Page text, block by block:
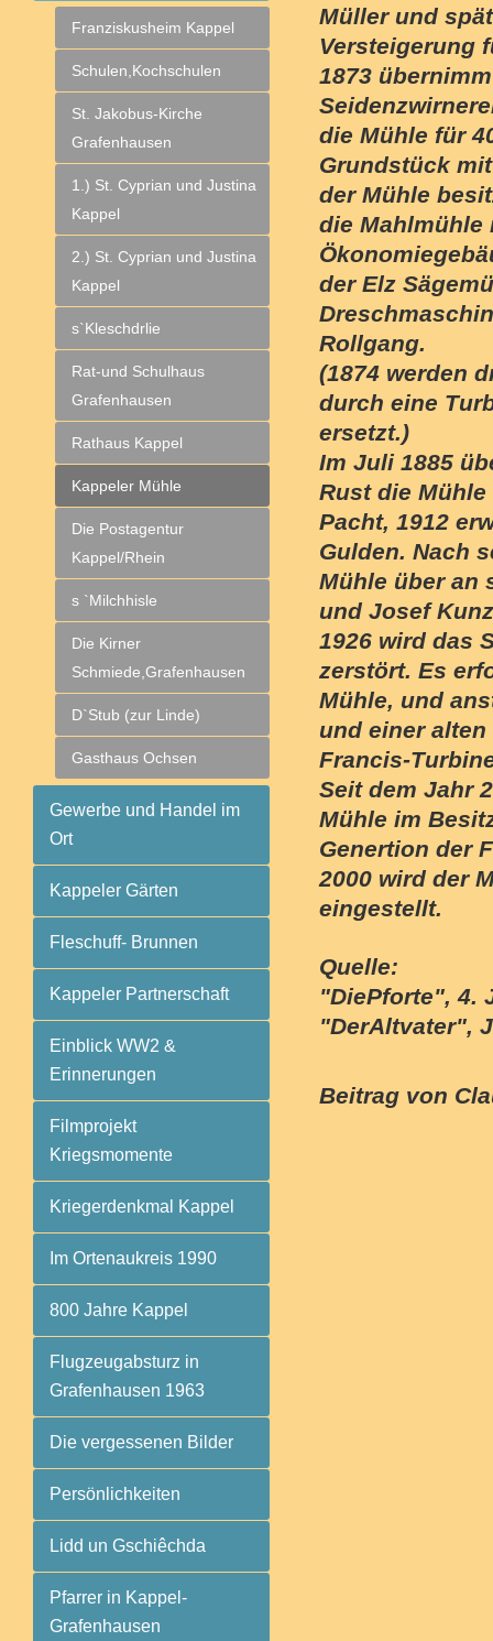
Franziskusheim Kappel
Schulen,Kochschulen
St. Jakobus-Kirche
Grafenhausen
1.) St. Cyprian und Justina
Kappel
2.) St. Cyprian und Justina
Kappel
s`Kleschdrlie
Rat-und Schulhaus
Grafenhausen
Rathaus Kappel
Kappeler Mühle
Die Postagentur
Kappel/Rhein
s `Milchhisle
Die Kirner
Schmiede,Grafenhausen
D`Stub (zur Linde)
Gasthaus Ochsen
Gewerbe und Handel im
Ort
Kappeler Gärten
Fleschuff- Brunnen
Kappeler Partnerschaft
Einblick WW2 &
Erinnerungen
Filmprojekt
Kriegsmomente
Kriegerdenkmal Kappel
Im Ortenaukreis 1990
800 Jahre Kappel
Flugzeugabsturz in
Grafenhausen 1963
Die vergessenen Bilder
Persönlichkeiten
Lidd un Gschiêchda
Pfarrer in Kappel-
Grafenhausen
Müller und
Versteigerung
1873
die Mühle für
Grundstück
der Mühle
die Mahlmühle
der Elz
Rollgang.
(1874 werden
durch eine
ersetzt.)
Im Juli 1885
Rust die Mühle
Pacht, 1912
Gulden. Nach
Mühle über an
und Josef
1926 wird das
zerstört. Es
Mühle, und
und einer
Francis-
Seit dem Jahr
Mühle im
Genertion der
2000 wird der
eingestellt.
Quelle:
"DiePforte", 4.
"DerAltvater",
Beitrag von